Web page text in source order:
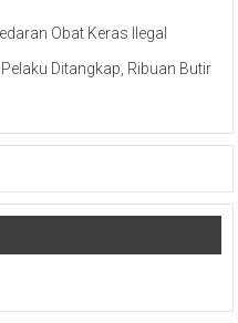
Obat Keras Ilegal
Ditangkap, Ribuan Butir